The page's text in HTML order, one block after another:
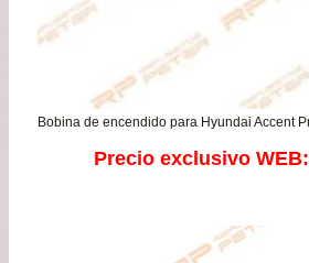
Precio exclusivo WEB: